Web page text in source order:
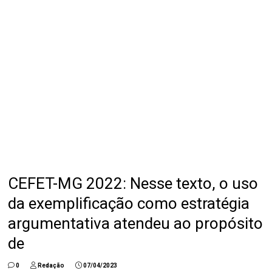
CEFET-MG 2022: Nesse texto, o uso
da exemplificação como estratégia
argumentativa atendeu ao propósito
de
0 Redação 07/04/2023